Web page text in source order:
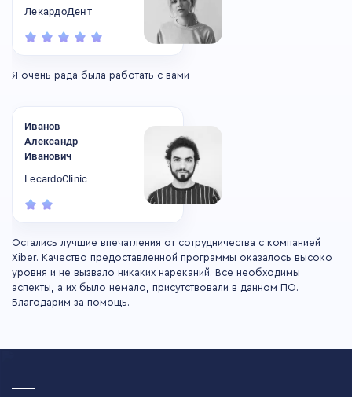
ЛекардоДент
Я очень рада была работать с вами
Иванов
Александр
Иванович
LecardoClinic
Остались лучшие впечатления от сотрудничества с компанией
Xiber. Качество предоставленной программы оказалось высоко
уровня и не вызвало никаких нареканий. Все необходимы
аспекты, а их было немало, присутствовали в данном ПО.
Благодарим за помощь.